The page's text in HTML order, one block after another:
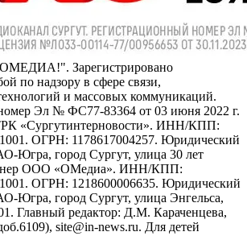
Зарегистрировано
по надзору в сфере связи,
и массовых коммуникаций.
Эл № ФС77-83364 от 03 июня 2022 г.
«Сургутинтерновости». ИНН/КПП:
ОГРН: 1178617004257. Юридический
Югра, город Сургут, улица 30 лет
ООО «ОМедиа». ИНН/КПП:
ОГРН: 1218600006635. Юридический
Югра, город Сургут, улица Энгельса,
Главный редактор: Д.М. Караченцева,
site@in-news.ru. Для детей